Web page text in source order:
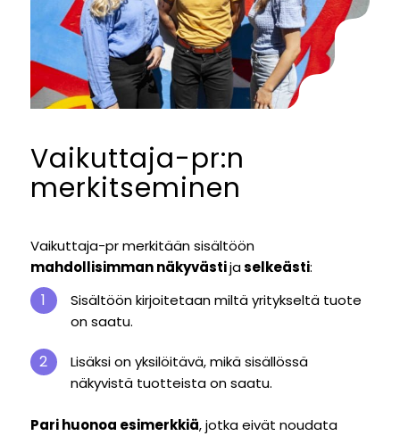
Vaikuttaja-pr:n
merkitseminen
Vaikuttaja-pr merkitään sisältöön
mahdollisimman näkyvästijaselkeästi:
Sisältöön kirjoitetaan miltä yritykseltä tuote
on saatu.
Lisäksi on yksilöitävä, mikä sisällössä
näkyvistä tuotteista on saatu.
Pari huonoa esimerkkiä, jotka eivät noudata